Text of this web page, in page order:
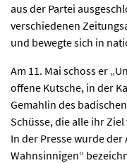
aus der Partei
verschiedenen
und bewegte sich in
Am 11. Mai schoss er
offene Kutsche, in der
Gemahlin des
Schüsse, die alle ihr
In der Presse wurde der
Wahnsinnigen“